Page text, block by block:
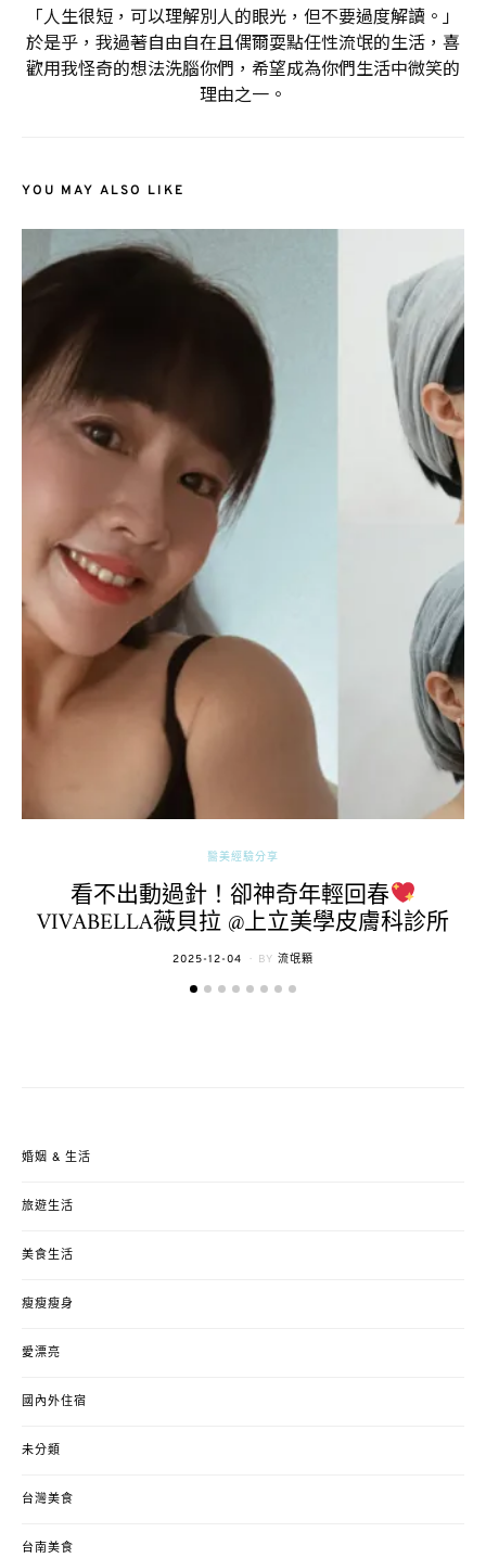
「人生很短，可以理解別人的眼光，但不要過度解讀。」
於是乎，我過著自由自在且偶爾耍點任性流氓的生活，喜
歡用我怪奇的想法洗腦你們，希望成為你們生活中微笑的
理由之一。
YOU MAY ALSO LIKE
醫美經驗分享
看不出動過針！卻神奇年輕回春
VIVABELLA薇貝拉 @上立美學皮膚科診所
POSTED
2025-12-04 BY 流氓顆
婚姻 & 生活
旅遊生活
美食生活
瘦瘦瘦身
愛漂亮
國內外住宿
未分類
台灣美食
台南美食